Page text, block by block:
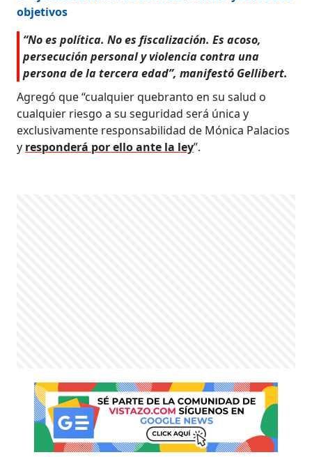
objetivos
“No es política. No es fiscalización. Es acoso,
persecución personal y violencia contra una
persona de la tercera edad”, manifestó Gellibert.
Agregó que “cualquier quebranto en su salud o
cualquier riesgo a su seguridad será única y
exclusivamente responsabilidad de Mónica Palacios
y responderá por ello ante la ley”.